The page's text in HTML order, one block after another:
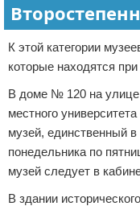
К этой категории
которые находятся
В доме № 120 на улице
местного
музей, единственный
понедельника по
музей следует в
В здании